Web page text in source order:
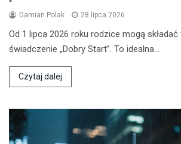
Damian Polak 28 lipca 2026
Od 1 lipca 2026 roku rodzice mogą
świadczenie „Dobry Start”. To idealna…
Czytaj dalej